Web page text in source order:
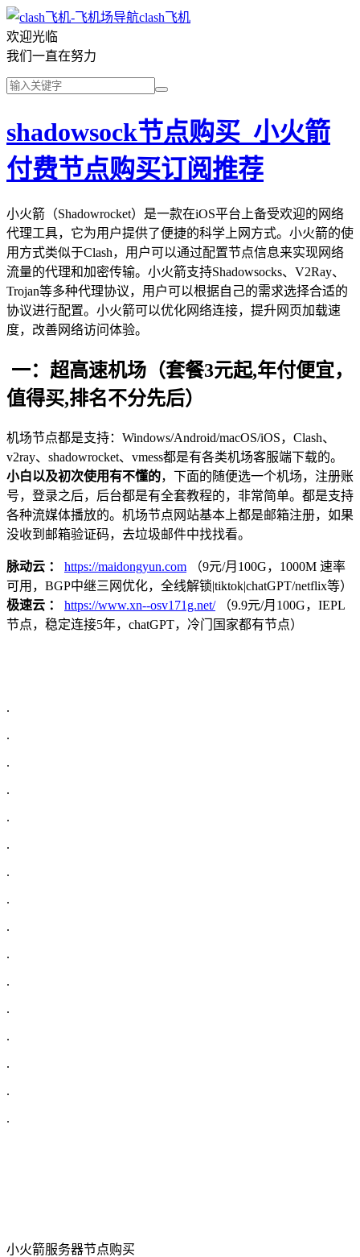
clash飞机
欢迎光临
我们一直在努力
shadowsock节点购买_小火箭
付费节点购买订阅推荐
小火箭（Shadowrocket）是一款在iOS平台上备受欢迎的网络
代理工具，它为用户提供了便捷的科学上网方式。小火箭的使
用方式类似于Clash，用户可以通过配置节点信息来实现网络
流量的代理和加密传输。小火箭支持Shadowsocks、V2Ray、
Trojan等多种代理协议，用户可以根据自己的需求选择合适的
协议进行配置。小火箭可以优化网络连接，提升网页加载速
度，改善网络访问体验。
一：超高速机场（套餐3元起,年付便宜，
值得买,排名不分先后）
机场节点都是支持：Windows/Android/macOS/iOS，Clash、
v2ray、shadowrocket、vmess都是有各类机场客服端下载的。
小白以及初次使用有不懂的，下面的随便选一个机场，注册账
号，登录之后，后台都是有全套教程的，非常简单。都是支持
各种流媒体播放的。机场节点网站基本上都是邮箱注册，如果
没收到邮箱验证码，去垃圾邮件中找找看。
脉动云 ： https://maidongyun.com （9元/月100G，1000M 速率
可用，BGP中继三网优化，全线解锁|tiktok|chatGPT/netflix等）
极速云 ：
https://www.xn--osv171g.net/（9.9元/月100G，IEPL
节点，稳定连接5年，chatGPT，冷门国家都有节点）
.
.
.
.
.
.
.
.
.
.
.
.
.
.
.
.
小火箭服务器节点购买